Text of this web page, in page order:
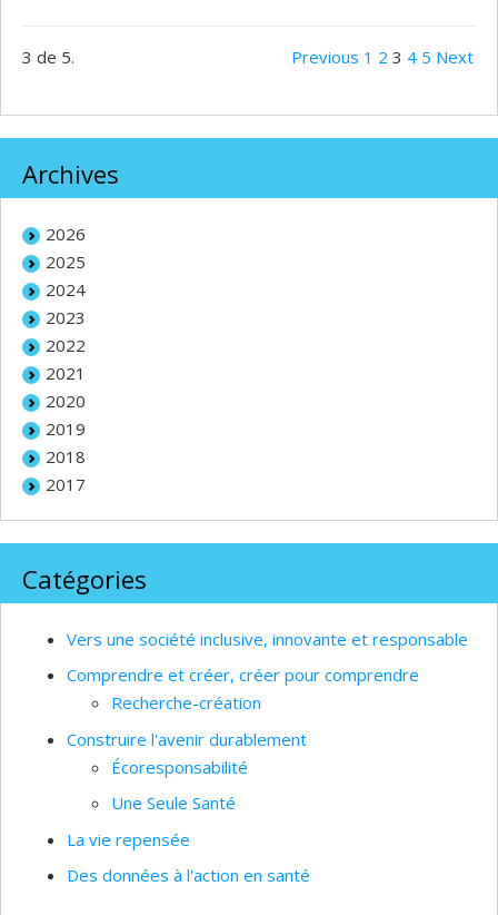
3 de 5. Previous 1 2 3 4 5 Next
Archives
2026
2025
2024
2023
2022
2021
2020
2019
2018
2017
Catégories
Vers une société inclusive, innovante et responsable
Comprendre et créer, créer pour comprendre
Recherche-création
Construire l'avenir durablement
Écoresponsabilité
Une Seule Santé
La vie repensée
Des données à l'action en santé